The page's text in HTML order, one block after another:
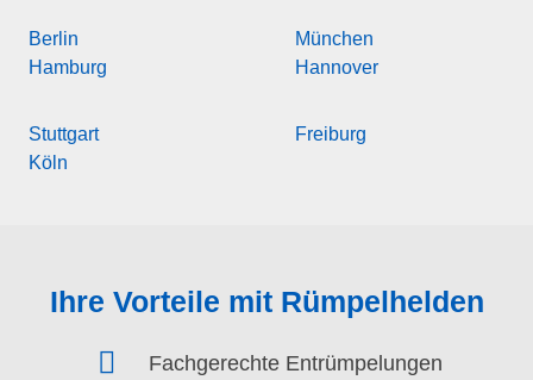
Berlin
Hamburg
München
Hannover
Stuttgart
Köln
Freiburg
Ihre Vorteile mit Rümpelhelden
Fachgerechte Entrümpelungen